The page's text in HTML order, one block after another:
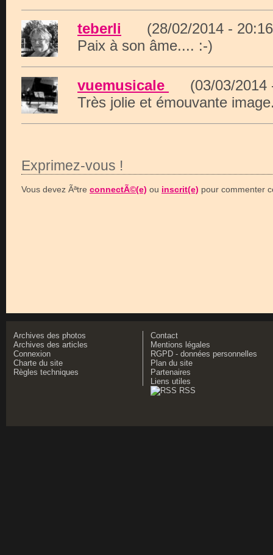
teberli (28/02/2014 -
Paix à son âme.... :-)
vuemusicale
(03/03/
Très jolie et émouvante
Exprimez-vous !
Vous devez Ãªtre connectÃ©(e) ou inscrit(e) pour commenter
Archives des photos
Archives des articles
Connexion
Charte du site
Règles techniques
Contact
Mentions légales
RGPD - données personnelles
Plan du site
Partenaires
Liens utiles
RSS